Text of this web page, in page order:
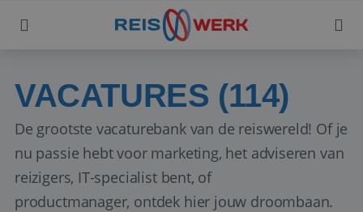
VACATURES (114)
De grootste vacaturebank van de reiswereld! Of je
nu passie hebt voor marketing, het adviseren van
reizigers, IT-specialist bent, of
productmanager, ontdek hier jouw droombaan.